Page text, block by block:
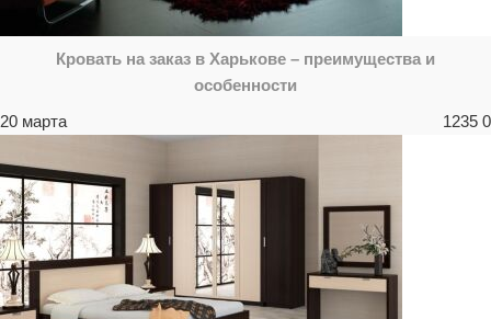
Кровать на заказ в Харькове – преимущества и
особенности
20 марта
1235 0